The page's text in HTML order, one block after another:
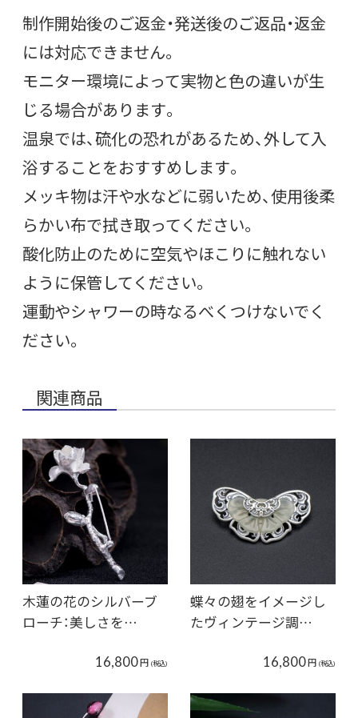
制作開始後のご返金・発送後のご返品・返金
には対応できません。
モニター環境によって実物と色の違いが生
じる場合があります。
温泉では、硫化の恐れがあるため、外して入
浴することをおすすめします。
メッキ物は汗や水などに弱いため、使用後柔
らかい布で拭き取ってください。
酸化防止のために空気やほこりに触れない
ように保管してください。
運動やシャワーの時なるべくつけないでく
ださい。
関連商品
木蓮の花のシルバーブ
ローチ：美しさを…
16,800円 (税込)
蝶々の翅をイメージし
たヴィンテージ調…
16,800円 (税込)